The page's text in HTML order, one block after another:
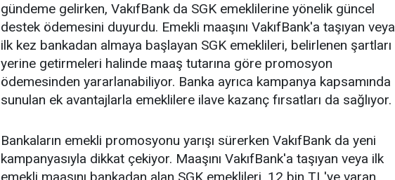
gündeme gelirken, VakıfBank da SGK emeklilerine yönelik güncel
destek ödemesini duyurdu. Emekli maaşını VakıfBank'a taşıyan veya
ilk kez bankadan almaya başlayan SGK emeklileri, belirlenen şartları
yerine getirmeleri halinde maaş tutarına göre promosyon
ödemesinden yararlanabiliyor. Banka ayrıca kampanya kapsamında
sunulan ek avantajlarla emeklilere ilave kazanç fırsatları da sağlıyor.
Bankaların emekli promosyonu yarışı sürerken VakıfBank da yeni
kampanyasıyla dikkat çekiyor. Maaşını VakıfBank'a taşıyan veya ilk